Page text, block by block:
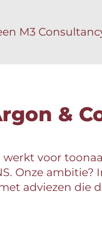
M3
&
voor
Onze ambitie?
adviezen die